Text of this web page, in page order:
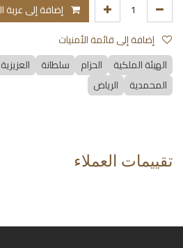
إضافة إلى عربة
الهيئة الملكية
الحزام سلطانة العزيزية
المحمدية
الرياض
تقييمات العملاء